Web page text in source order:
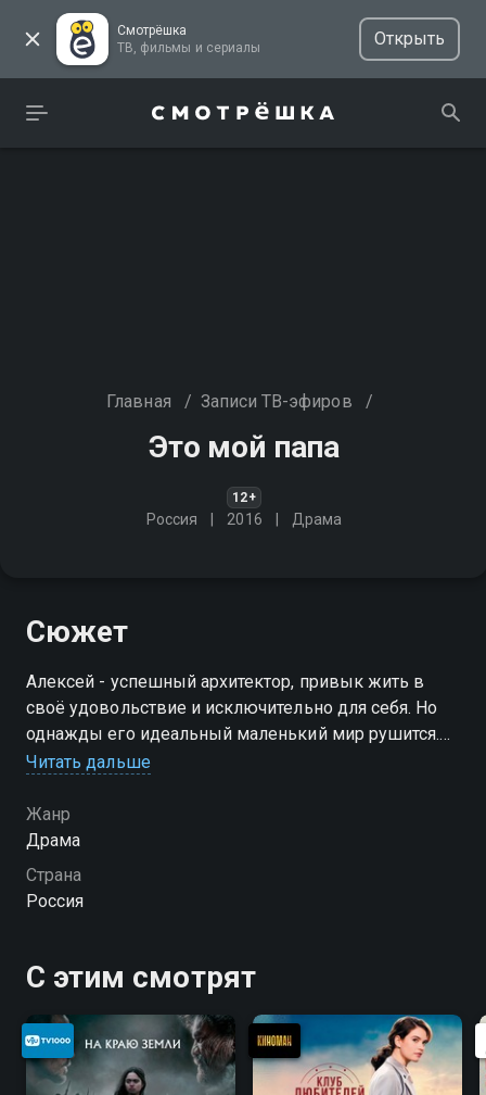
Смотрёшка
ТВ, фильмы и сериалы
Открыть
Главная / Записи ТВ-эфиров /
Это мой папа
12+
Россия 2016 Драма
Сюжет
Алексей - успешный архитектор, привык жить в
своё удовольствие и исключительно для себя. Но
однажды его идеальный маленький мир рушится.
Он узнаёт, что у него есть дочь - подросток Дарья.
Читать дальше
Жанр
Драма
Страна
Россия
С этим смотрят